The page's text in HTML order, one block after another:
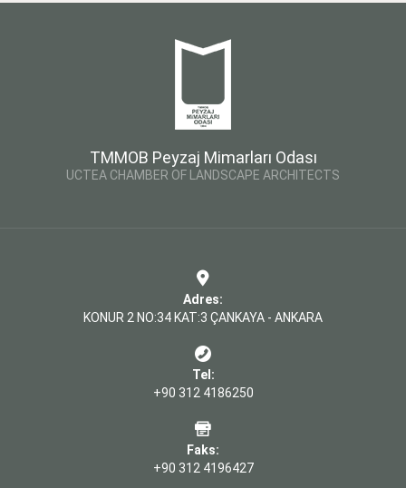
TMMOB Peyzaj Mimarları Odası
UCTEA CHAMBER OF LANDSCAPE ARCHITECTS
Adres:
KONUR 2 NO:34 KAT:3 ÇANKAYA - ANKARA
Tel:
+90 312 4186250
Faks:
+90 312 4196427